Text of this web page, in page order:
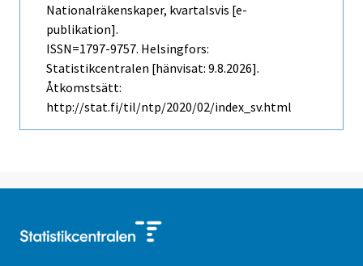
Nationalräkenskaper, kvartalsvis [e-
publikation].
ISSN=1797-9757. Helsingfors:
Statistikcentralen [hänvisat: 9.8.2026].
Åtkomstsätt:
http://stat.fi/til/ntp/2020/02/index_sv.html